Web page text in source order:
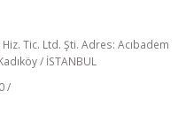
Tic. Ltd. Şti. Adres: Acıbadem
/ İSTANBUL
/